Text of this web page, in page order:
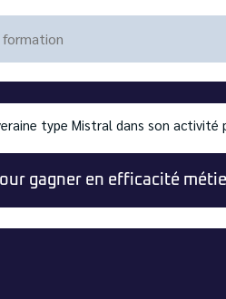
type Mistral dans son activité
gagner en efficacité